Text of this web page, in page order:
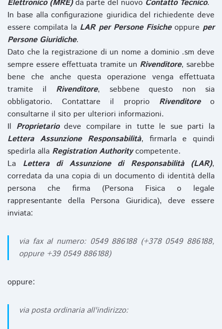
Elettronico (MRE)da parte del nuovo Contatto Tecnico.
In base alla configurazione giuridica del richiedente deve
essere compilata la LAR per Persone Fisicheoppure per
Persone Giuridiche.
Dato che la registrazione di un nome a dominio .sm deve
sempre essere effettuata tramite un Rivenditore, sarebbe
bene che anche questa operazione venga effettuata
tramite il Rivenditore, sebbene questo non sia
obbligatorio. Contattare il proprio Rivenditoreo
consultarne il sito per ulteriori informazioni.
Il Proprietariodeve compilare in tutte le sue parti la
Lettera Assunzione Responsabilità, firmarla e quindi
spedirla alla Registration Authoritycompetente.
La Lettera di Assunzione di Responsabilità (LAR),
corredata da una copia di un documento di identità della
persona che firma (Persona Fisica o legale
rappresentante della Persona Giuridica), deve essere
inviata:
via fax al numero: 0549 886188 (+378 0549 886188,
oppure +39 0549 886188)
oppure:
via posta ordinaria all'indirizzo: